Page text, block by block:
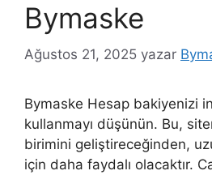
Bymaske
Ağustos 21, 2025 yazar
Bymaske Hesap bakiyenizi
kullanmayı düşünün. Bu,
birimini geliştireceğinden,
için daha faydalı olacaktır.